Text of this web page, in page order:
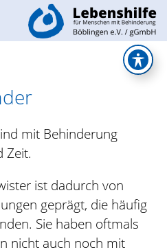
mit Behinderung
Zeit.
ist dadurch von
geprägt, die häufig
Sie haben oftmals
nicht auch noch mit